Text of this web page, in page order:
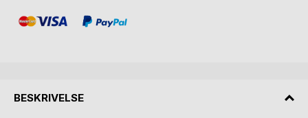
BESKRIVELSE